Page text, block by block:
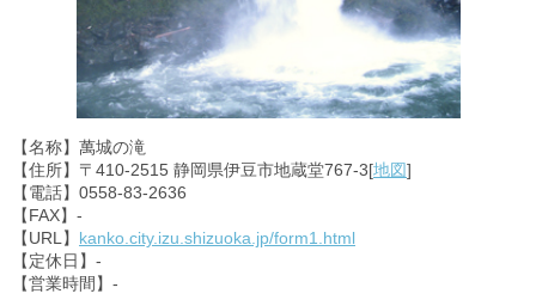
【名称】萬城の滝
【住所】〒410-2515 静岡県伊豆市地蔵堂767-3[地図]
【電話】0558-83-2636
【FAX】-
【URL】 kanko.city.izu.shizuoka.jp/form1.html
【定休日】-
【営業時間】-